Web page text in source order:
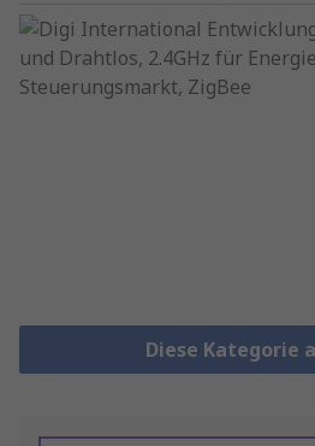
Diese Kategorie